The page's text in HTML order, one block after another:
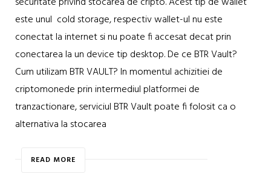
este unul cold storage, respectiv wallet-ul nu este
conectat la internet si nu poate fi accesat decat prin
conectarea la un device tip desktop. De ce BTR Vault?
Cum utilizam BTR VAULT? In momentul achizitiei de
criptomonede prin intermediul platformei de
tranzactionare, serviciul BTR Vault poate fi folosit ca o
alternativa la stocarea
READ MORE